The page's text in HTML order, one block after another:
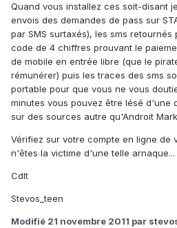
Quand vous installez ces soit-disant
envois des demandes de pass sur
par SMS surtaxés), les sms retournés
code de 4 chiffres prouvant le
de mobile en entrée libre (que le
rémunérer) puis les traces des sms
portable pour que vous ne vous
minutes vous pouvez être lésé d'une
sur des sources autre qu'Androit
Vérifiez sur votre compte en ligne de
n'êtes la victime d'une telle arnaque...
Cdlt
Stevos_teen
Modifié 21 novembre 2011 par